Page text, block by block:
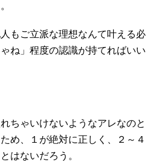
もご立派な理想なんて叶える必
ね」程度の認識が持てればいい
ちゃいけないようなアレなのと
め、１が絶対に正しく、２～４
はないだろう。